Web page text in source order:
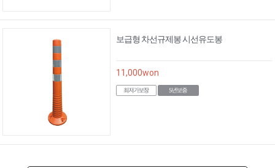
보급형 차선규제봉 시선유도봉
11,000won